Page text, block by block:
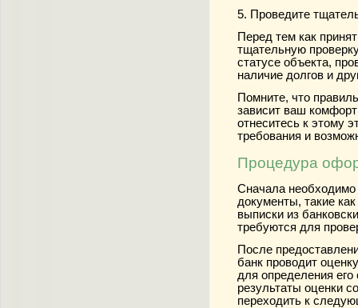
5. Проведите
Перед тем как
тщательную
статусе объекта,
наличие долгов и
Помните, что
зависит ваш
отнеситесь к этому
требования и
Процедура
Сначала необходимо
документы, такие
выписки из
требуются для
После
банк проводит
для определения его
результаты оценки
переходить к